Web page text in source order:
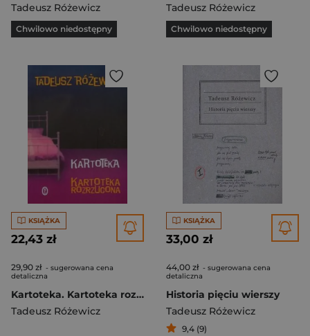
Tadeusz Różewicz
Chwilowo niedostępny
Tadeusz Różewicz
Chwilowo niedostępny
KSIĄŻKA
22,43 zł
29,90 zł - sugerowana cena
detaliczna
Kartoteka. Kartoteka rozrzucona
Tadeusz Różewicz
KSIĄŻKA
33,00 zł
44,00 zł - sugerowana cena
detaliczna
Historia pięciu wierszy
Tadeusz Różewicz
9,4 (9)